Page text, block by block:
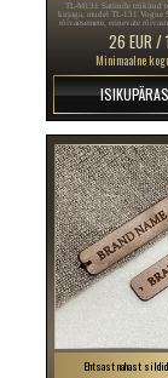
TL-M131 Satiinile trükitud
kirjaga, mudel TL-131 Vogue
rõivaesemete, erinevate
26 EUR /
Minimaalne
Ehtsast nahast